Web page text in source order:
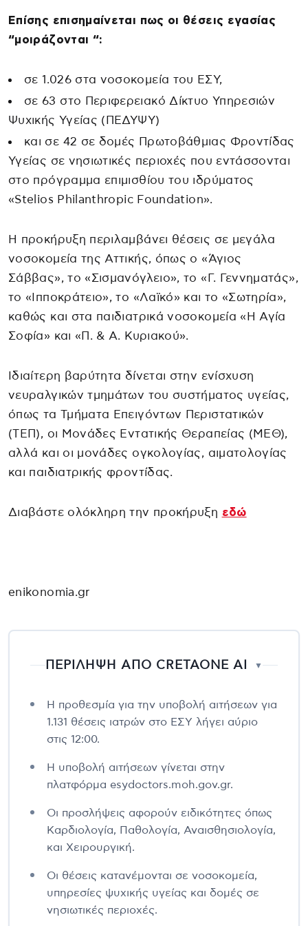
Επίσης επισημαίνεται πως οι θέσεις εγασίας
“μοιράζονται “:
σε 1.026 στα νοσοκομεία του ΕΣΥ,
σε 63 στο Περιφερειακό Δίκτυο Υπηρεσιών
Ψυχικής Υγείας (ΠΕΔΥΨΥ)
και σε 42 σε δομές Πρωτοβάθμιας Φροντίδας
Υγείας σε νησιωτικές περιοχές που εντάσσονται
στο πρόγραμμα επιμισθίου του ιδρύματος
«Stelios Philanthropic Foundation».
Η προκήρυξη περιλαμβάνει θέσεις σε μεγάλα
νοσοκομεία της Αττικής, όπως ο «Άγιος
Σάββας», το «Σισμανόγλειο», το «Γ. Γεννηματάς»,
το «Ιπποκράτειο», το «Λαϊκό» και το «Σωτηρία»,
καθώς και στα παιδιατρικά νοσοκομεία «Η Αγία
Σοφία» και «Π. & Α. Κυριακού».
Ιδιαίτερη βαρύτητα δίνεται στην ενίσχυση
νευραλγικών τμημάτων του συστήματος υγείας,
όπως τα Τμήματα Επειγόντων Περιστατικών
(ΤΕΠ), οι Μονάδες Εντατικής Θεραπείας (ΜΕΘ),
αλλά και οι μονάδες ογκολογίας, αιματολογίας
και παιδιατρικής φροντίδας.
Διαβάστε ολόκληρη την προκήρυξη εδώ
enikonomia.gr
ΠΕΡΙΛΗΨΗ ΑΠΟ CRETAONE AI ▼
Η προθεσμία για την υποβολή αιτήσεων για
1.131 θέσεις ιατρών στο ΕΣΥ λήγει αύριο
στις 12:00.
Η υποβολή αιτήσεων γίνεται στην
πλατφόρμα esydoctors.moh.gov.gr.
Οι προσλήψεις αφορούν ειδικότητες όπως
Καρδιολογία, Παθολογία, Αναισθησιολογία,
και Χειρουργική.
Οι θέσεις κατανέμονται σε νοσοκομεία,
υπηρεσίες ψυχικής υγείας και δομές σε
νησιωτικές περιοχές.